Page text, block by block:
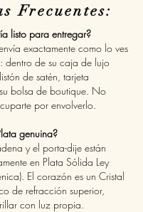
Frecuentes:
listo para entregar?
exactamente como lo ves
dentro de su caja de lujo
de satén, tarjeta
bolsa de boutique. No
por envolverlo.
genuina?
y el porta-dije están
en Plata Sólida Ley
El corazón es un Cristal
de refracción superior,
con luz propia.